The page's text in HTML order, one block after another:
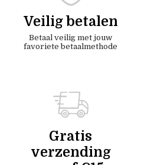
Veilig betalen
Betaal veilig met jouw
favoriete betaalmethode
Gratis
verzending